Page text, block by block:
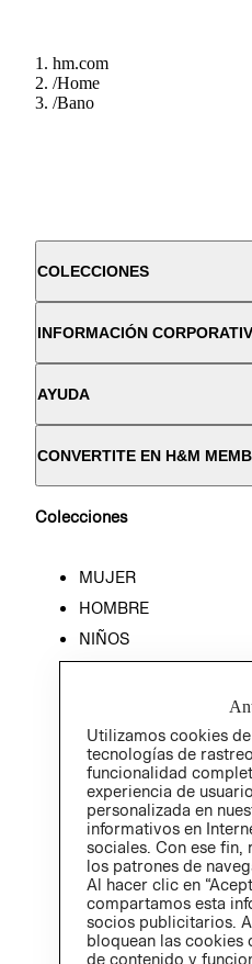
hm.com
/Home
/Bano
COLECCIONES
INFORMACIÓN
AYUDA
CONVERTITE EN H&M
Colecciones
MUJER
HOMBRE
NIÑOS
Utilizamos cookies
tecnologías de
funcionalidad
experiencia de
personalizada en
informativos en
sociales. Con ese fin,
los patrones de
Al hacer clic en
compartamos esta
socios publicitarios.
bloquean las cookies
de contenido y